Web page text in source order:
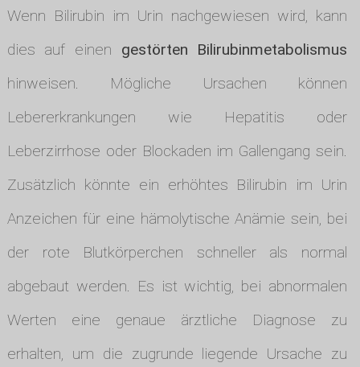
Wenn Bilirubin im Urin nachgewiesen wird, kann
dies auf einen gestörten Bilirubinmetabolismus
hinweisen. Mögliche Ursachen können
Lebererkrankungen wie Hepatitis oder
Leberzirrhose oder Blockaden im Gallengang sein.
Zusätzlich könnte ein erhöhtes Bilirubin im Urin
Anzeichen für eine hämolytische Anämie sein, bei
der rote Blutkörperchen schneller als normal
abgebaut werden. Es ist wichtig, bei abnormalen
Werten eine genaue ärztliche Diagnose zu
erhalten, um die zugrunde liegende Ursache zu